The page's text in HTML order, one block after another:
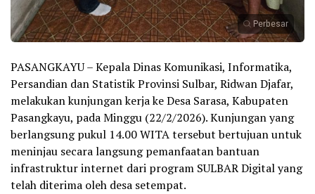
Perbesar
PASANGKAYU – Kepala Dinas Komunikasi, Informatika,
Persandian dan Statistik Provinsi Sulbar, Ridwan Djafar,
melakukan kunjungan kerja ke Desa Sarasa, Kabupaten
Pasangkayu, pada Minggu (22/2/2026). Kunjungan yang
berlangsung pukul 14.00 WITA tersebut bertujuan untuk
meninjau secara langsung pemanfaatan bantuan
infrastruktur internet dari program SULBAR Digital yang
telah diterima oleh desa setempat.